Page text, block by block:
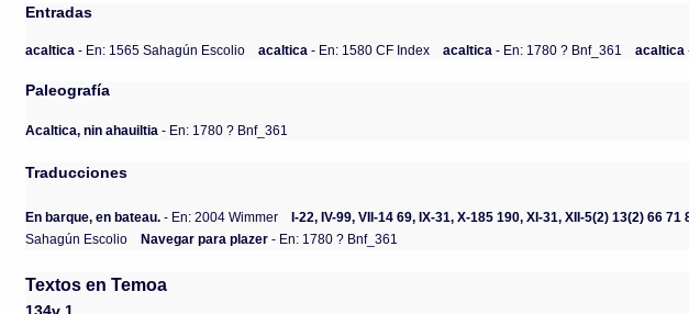
Entradas
acaltica- En: 1565 Sahagún Escolio acaltica- En: 1580 CF Index acaltica- En: 1780 ? Bnf_361 acaltica
Paleografía
Acaltica, nin ahauiltia - En: 1780 ? Bnf_361
Traducciones
En barque, en bateau. - En: 2004 Wimmer I-22, IV-99, VII-14 69, IX-31, X-185 190, XI-31, XII-5(2) 13(2) 66
Sahagún Escolio
Navegar para plazer - En: 1780 ? Bnf_361
Textos en Temoa